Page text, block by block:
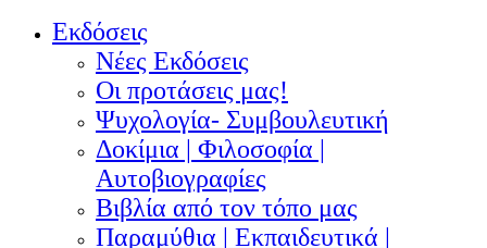
Εκδόσεις
Νέες Εκδόσεις
Οι προτάσεις μας!
Ψυχολογία- Συμβουλευτική
Δοκίμια | Φιλοσοφία |
Αυτοβιογραφίες
Βιβλία από τον τόπο μας
Παραμύθια | Εκπαιδευτικά |